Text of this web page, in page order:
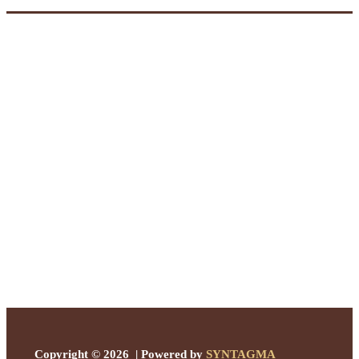
Copyright © 2026 | Powered by SYNTAGMA